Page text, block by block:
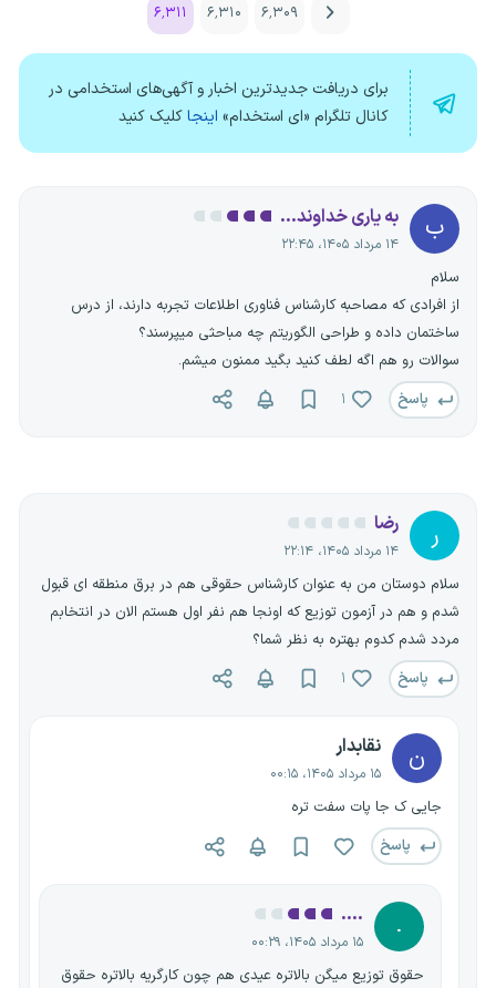
۶٬۳۰۹ ۶٬۳۱۰ ۶٬۳۱۱
برای دریافت جدیدترین اخبار و آگهی‌های استخدامی در
کانال تلگرام «ای استخدام» اینجاکلیک کنید
ب به یاری خداوند...
۱۴ مرداد ۱۴۰۵، ۲۲:۴۵
سلام
از افرادی که مصاحبه کارشناس فناوری اطلاعات تجربه دارند، از درس
ساختمان داده و طراحی الگوریتم چه مباحثی میپرسند؟
سوالات رو هم اگه لطف کنید بگید ممنون میشم.
پاسخ
۱
ر رضا
۱۴ مرداد ۱۴۰۵، ۲۲:۱۴
سلام دوستان من به عنوان کارشناس حقوقی هم در برق منطقه ای قبول
شدم و هم در آزمون توزیع که اونجا هم نفر اول هستم الان در انتخابم
مردد شدم کدوم بهتره به نظر شما؟
پاسخ
۱
ن نقابدار
۱۵ مرداد ۱۴۰۵، ۰۰:۱۵
جایی ک جا پات سفت تره
پاسخ
.
....
۱۵ مرداد ۱۴۰۵، ۰۰:۲۹
حقوق توزیع میگن بالاتره عیدی هم چون کارگریه بالاتره حقوق